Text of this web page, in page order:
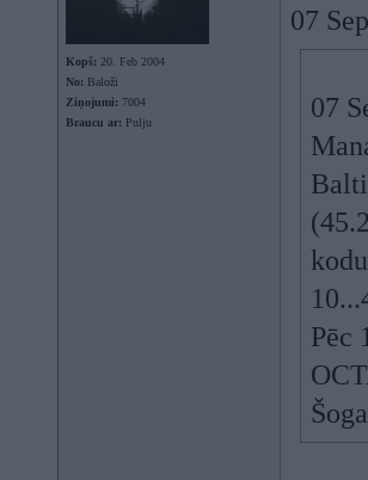
Kopš: 20. Feb 2004
No: Baloži
Ziņojumi: 7004
Braucu ar: Pulju
07
07
Pēc